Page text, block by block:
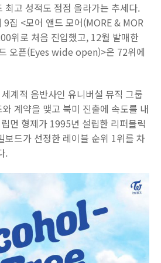
최고 성적도 점점 올라가는 추세다.
집 <모어 앤드 모어(MORE & MOR
위로 처음 진입했고, 12월 발매한
오픈(Eyes wide open)>은 72위에
계적 음반사인 유니버설 뮤직 그룹
계약을 맺고 북미 진출에 속도를 내
먼 형제가 1995년 설립한 리퍼블릭
보드가 선정한 레이블 순위 1위를 차
.